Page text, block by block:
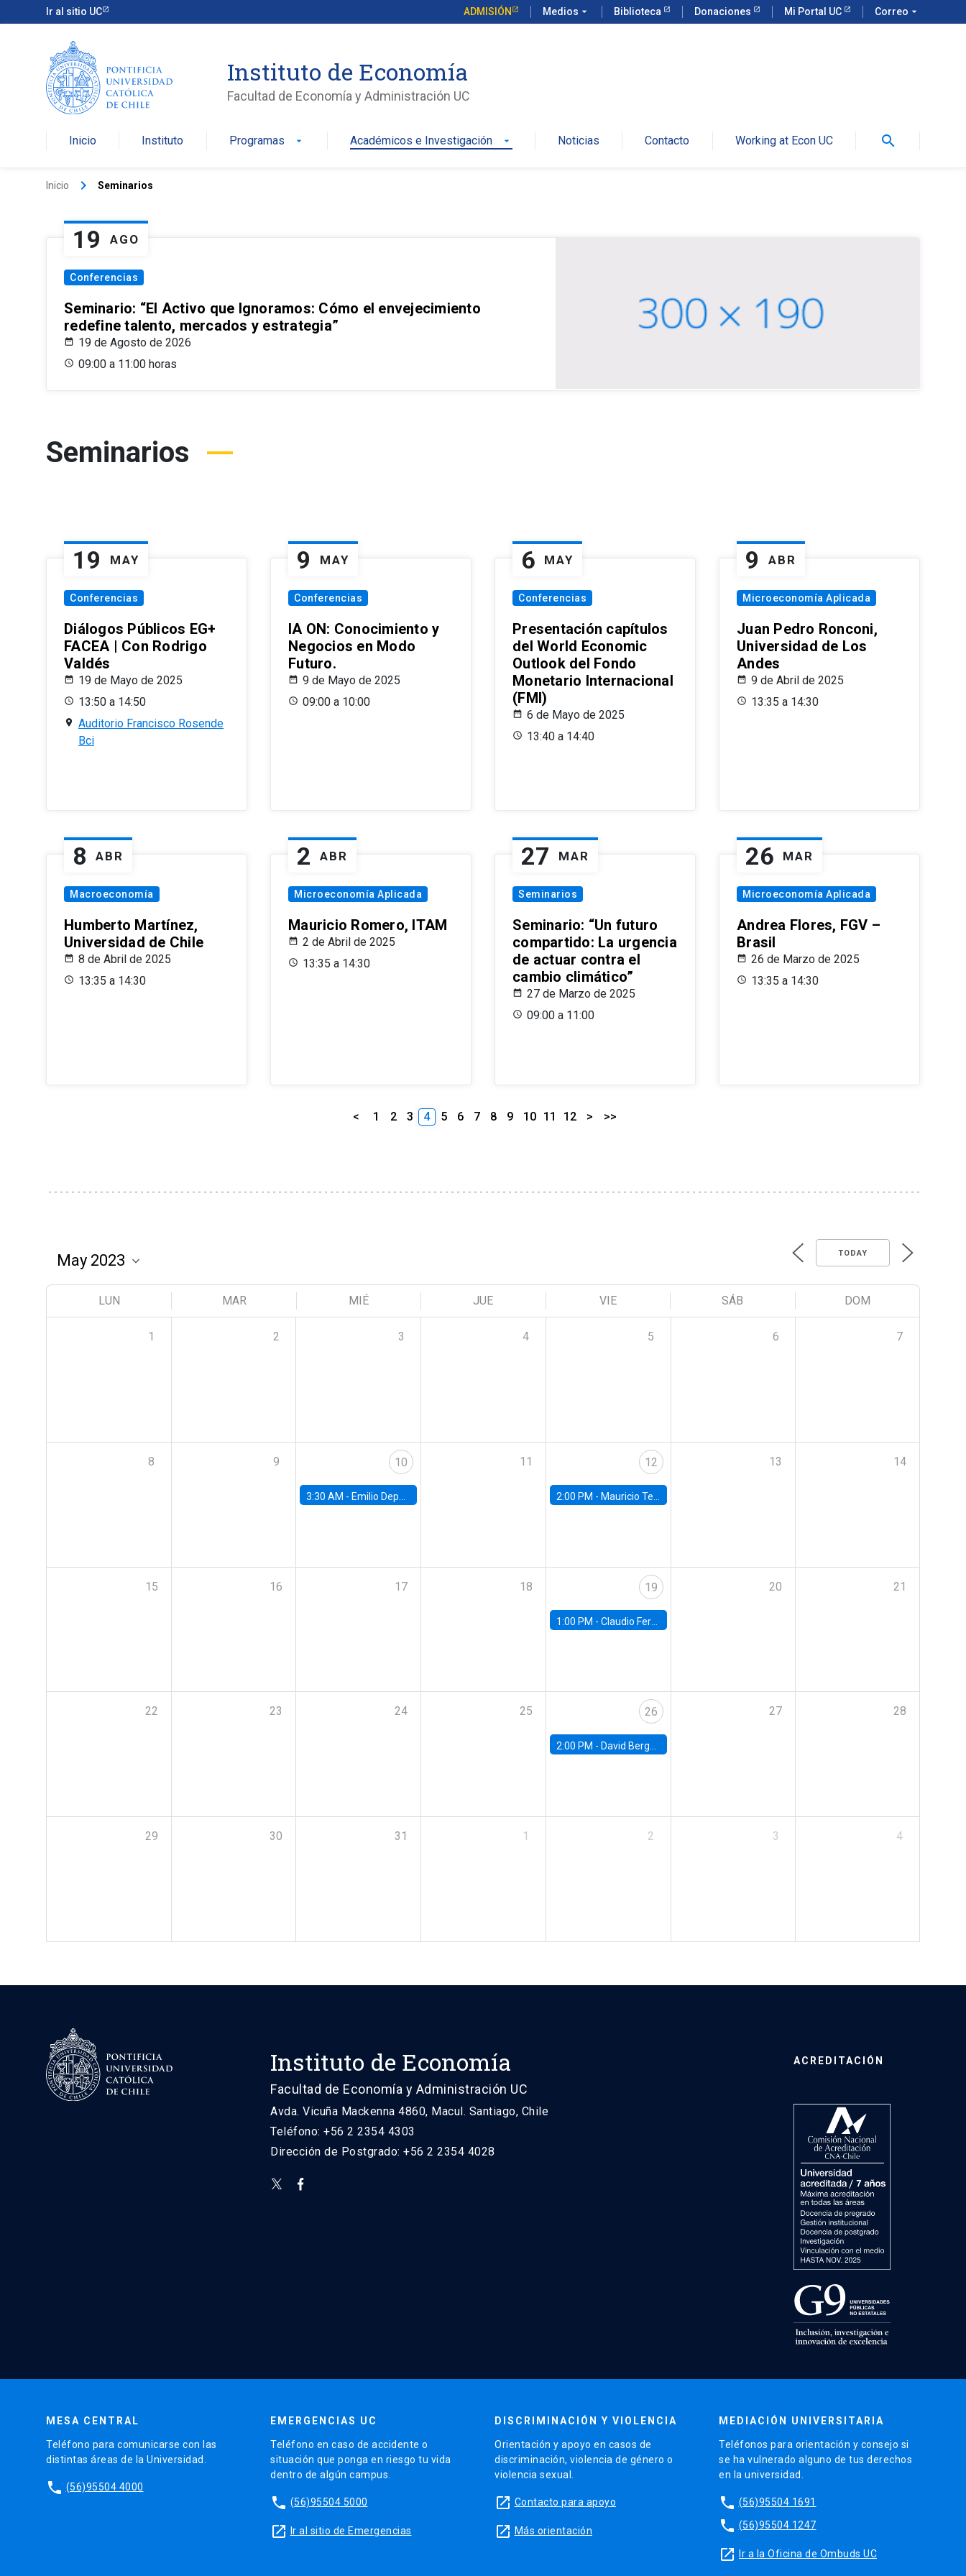
Ir al sitio UC ADMISIÓN Medios arrow_drop_down Biblioteca Donaciones Mi Portal UC Correo arrow_drop_down
Instituto de Economía
Facultad de Economía y Administración UC
Inicio Instituto Programas arrow_drop_down Académicos e Investigación arrow_drop_down Noticias Contacto Working at Econ UC search
Inicio keyboard_arrow_right Seminarios
19 AGO
Conferencias
Seminario: “El Activo que Ignoramos: Cómo el envejecimiento
redefine talento, mercados y estrategia”
19 de Agosto de 2026
09:00 a 11:00 horas
Seminarios
19 MAY
Conferencias
Diálogos Públicos EG+
FACEA | Con Rodrigo
Valdés
19 de Mayo de 2025
13:50 a 14:50
Auditorio Francisco Rosende
Bci
9 MAY
Conferencias
IA ON: Conocimiento y
Negocios en Modo
Futuro.
9 de Mayo de 2025
09:00 a 10:00
6 MAY
Conferencias
Presentación capítulos
del World Economic
Outlook del Fondo
Monetario Internacional
(FMI)
6 de Mayo de 2025
13:40 a 14:40
9 ABR
Microeconomía Aplicada
Juan Pedro Ronconi,
Universidad de Los
Andes
9 de Abril de 2025
13:35 a 14:30
8 ABR
Macroeconomía
Humberto Martínez,
Universidad de Chile
8 de Abril de 2025
13:35 a 14:30
2 ABR
Microeconomía Aplicada
Mauricio Romero, ITAM
2 de Abril de 2025
13:35 a 14:30
27 MAR
Seminarios
Seminario: “Un futuro
compartido: La urgencia
de actuar contra el
cambio climático”
27 de Marzo de 2025
09:00 a 11:00
26 MAR
Microeconomía Aplicada
Andrea Flores, FGV –
Brasil
26 de Marzo de 2025
13:35 a 14:30
< 1 2 3 4 5 6 7 8 9 10 11 12 > >>
TODAY
LUN MAR MIÉ JUE VIE SÁB DOM
1 2 3 4 5 6 7
8 9 10
3:30 AM - Emilio Depetris-Chauvín, Universidad Católica
11 12
2:00 PM - Mauricio Tejada, UDP
13 14
15 16 17 18 19
1:00 PM - Claudio Ferraz, British Columbia
20 21
22 23 24 25 26
2:00 PM - David Berger, Duke
27 28
29 30 31 1 2 3 4
Instituto de Economía
Facultad de Economía y Administración UC
Avda. Vicuña Mackenna 4860, Macul. Santiago, Chile
Teléfono: +56 2 2354 4303
Dirección de Postgrado: +56 2 2354 4028
ACREDITACIÓN
MESA CENTRAL
Teléfono para comunicarse con las
distintas áreas de la Universidad.
phone (56)95504 4000
EMERGENCIAS UC
Teléfono en caso de accidente o
situación que ponga en riesgo tu vida
dentro de algún campus.
phone (56)95504 5000
launch Ir al sitio de Emergencias
DISCRIMINACIÓN Y VIOLENCIA
Orientación y apoyo en casos de
discriminación, violencia de género o
violencia sexual.
launch Contacto para apoyo
launch Más orientación
MEDIACIÓN UNIVERSITARIA
Teléfonos para orientación y consejo si
se ha vulnerado alguno de tus derechos
en la universidad.
phone (56)95504 1691
phone (56)95504 1247
launch Ir a la Oficina de Ombuds UC